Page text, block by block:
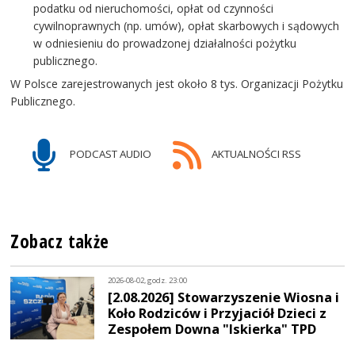
podatku od nieruchomości, opłat od czynności
cywilnoprawnych (np. umów), opłat skarbowych i sądowych
w odniesieniu do prowadzonej działalności pożytku
publicznego.
W Polsce zarejestrowanych jest około 8 tys. Organizacji Pożytku
Publicznego.
PODCAST AUDIO AKTUALNOŚCI RSS
Zobacz także
2026-08-02, godz. 23:00
[2.08.2026] Stowarzyszenie Wiosna i
Koło Rodziców i Przyjaciół Dzieci z
Zespołem Downa "Iskierka" TPD